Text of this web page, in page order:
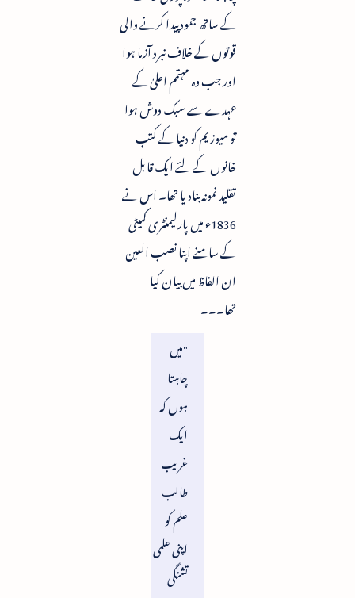
کے ساتھ جمود پیدا کرنے والی
قوتوں کے خلاف نبرد آزما ہوا
اور جب وہ مہتمم اعلیٰ کے
عہدے سے سبک دوش ہوا
تو میوزیم کو دنیا کے کتب
خانوں کے لئے ایک قابل
تقلید نمونہ بنادیا تھا۔ اس نے
1836ء میں پارلیمنٹری کمیٹی
کے سامنے اپنا نصب العین
ان الفاظ میں بیان کیا
تھا۔۔۔
"میں
چاہتا
ہوں کہ
ایک
غریب
طالب
علم کو
اپنی علمی
تشنگی